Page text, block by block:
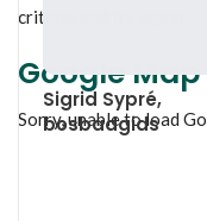
criteria and try again.
Google
Sorry, unable to load
Sigrid Sypré,
bosbadgids